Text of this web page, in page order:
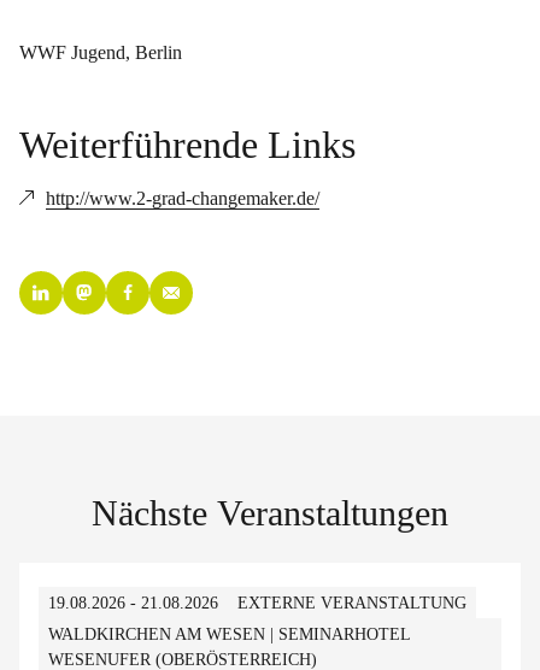
WWF Jugend, Berlin
Weiterführende Links
http://www.2-grad-changemaker.de/
Nächste Veranstaltungen
19.08.2026 - 21.08.2026
EXTERNE VERANSTALTUNG
WALDKIRCHEN AM WESEN | SEMINARHOTEL
WESENUFER (OBERÖSTERREICH)